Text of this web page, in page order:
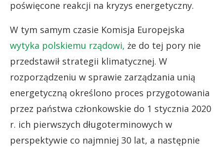
poświęcone reakcji na kryzys energetyczny.
W tym samym czasie Komisja Europejska
wytyka polskiemu rządowi, że do tej pory nie
przedstawił strategii klimatycznej. W
rozporządzeniu w sprawie zarządzania unią
energetyczną określono proces przygotowania
przez państwa członkowskie do 1 stycznia 2020
r. ich pierwszych długoterminowych w
perspektywie co najmniej 30 lat, a następnie